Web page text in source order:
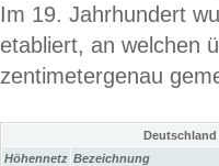
Im 19. Jahrhundert
etabliert, an welchen
zentimetergenau
Höhennetz Bezeichnung